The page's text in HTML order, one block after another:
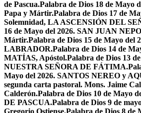
de Pascua.Palabra de Dios 18 de Mayo
Papa y Mártir.Palabra de Dios 17 de
Solemnidad, LA ASCENSIÓN DEL
16 de Mayo del 2026. SAN JUAN
Mártir.Palabra de Dios 15 de Mayo del
LABRADOR.Palabra de Dios 14 de
MATÍAS, Apóstol.Palabra de Dios 13
NUESTRA SEÑORA DE FÁTIMA.
Mayo del 2026. SANTOS NEREO y
segunda carta pastoral. Mons. Jaime
Calderón.Palabra de Dios 10 de Mayo
DE PASCUA.Palabra de Dios 9 de